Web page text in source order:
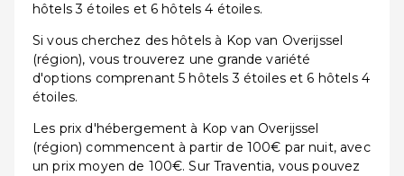
hôtels 3 étoiles et 6 hôtels 4 étoiles.
Si vous cherchez des hôtels à Kop van Overijssel
(région), vous trouverez une grande variété
d'options comprenant 5 hôtels 3 étoiles et 6 hôtels 4
étoiles.
Les prix d'hébergement à Kop van Overijssel
(région) commencent à partir de 100€ par nuit, avec
un prix moyen de 100€. Sur Traventia, vous pouvez